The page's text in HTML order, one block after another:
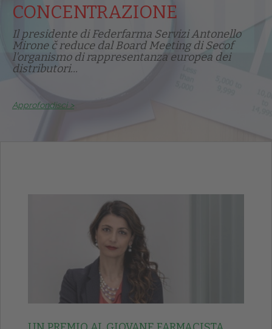
CONCENTRAZIONE
Il presidente di Federfarma Servizi Antonello
Mirone č reduce dal Board Meeting di Secof
l'organismo di rappresentanza europea dei
distributori...
Approfondisci >